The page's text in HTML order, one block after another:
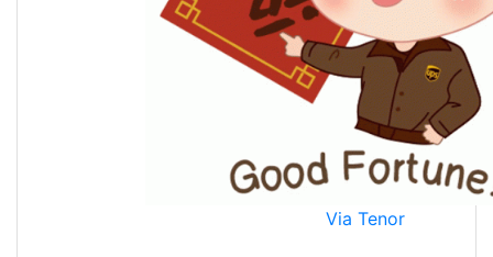
Via Tenor